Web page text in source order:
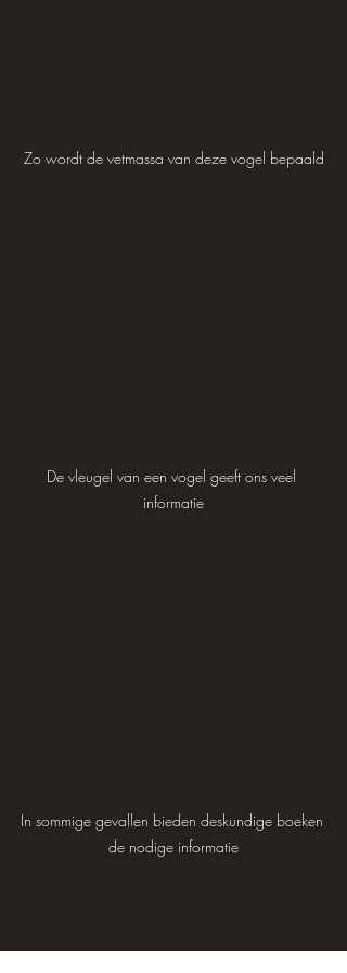
Zo wordt de vetmassa van deze vogel bepaald
De vleugel van een vogel geeft ons veel
informatie
In sommige gevallen bieden deskundige boeken
de nodige informatie